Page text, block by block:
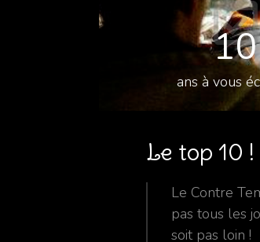
10
ans à vous
Le top 10 !
Le Contre
pas tous les
soit pas loin !